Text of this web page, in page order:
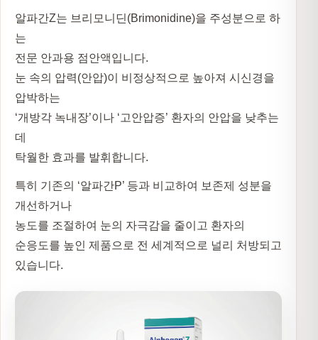
알파간Z는 브리모니딘(Brimonidine)을 주성분으로 하
는
전문 안과용 점안액입니다.
눈 속의 압력(안압)이 비정상적으로 높아져 시신경을
압박하는
‘개방각 녹내장’이나 ‘고안압증’ 환자의 안압을 낮추는
데
탁월한 효과를 발휘합니다.
특히 기존의 ‘알파간P’ 등과 비교하여 보존제 성분을
개선하거나
농도를 조절하여 눈의 자극감을 줄이고 환자의
순응도를 높인 제품으로 전 세계적으로 널리 처방되고
있습니다.